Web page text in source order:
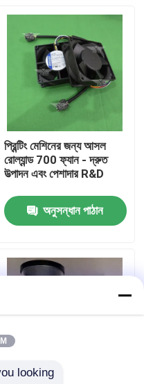
প্রিন্টিং মেশিনের জন্য আসল
রোল্যান্ড 700 ফ্যান - দ্রুত
উত্পাদন এবং পেশাদার R&D
অনুসন্ধান পাঠান
looking